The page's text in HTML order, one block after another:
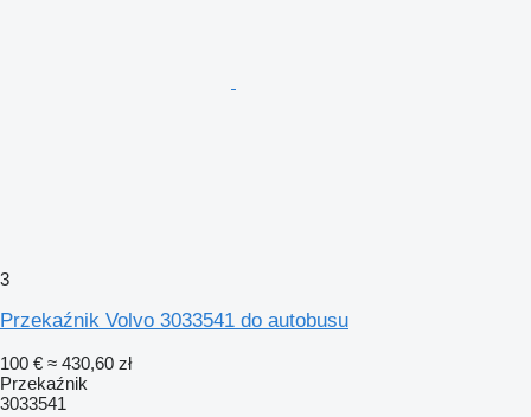
3
Przekaźnik Volvo 3033541 do autobusu
100 € ≈ 430,60 zł
Przekaźnik
3033541